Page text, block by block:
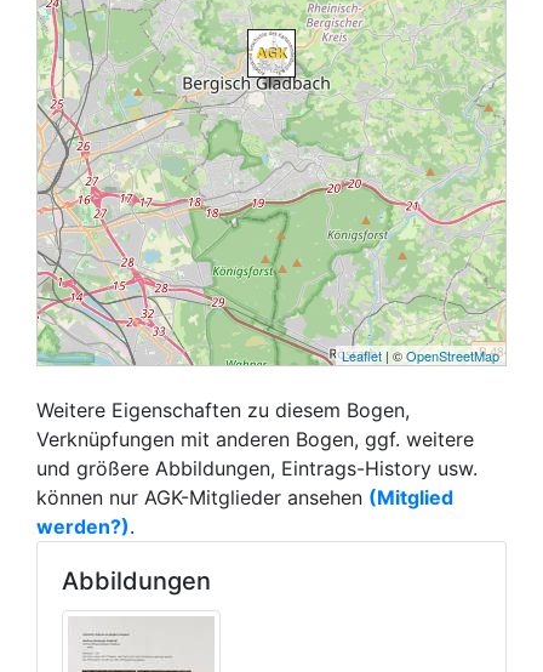
Leaflet | ©OpenStreetMap
Weitere Eigenschaften zu diesem Bogen,
Verknüpfungen mit anderen Bogen, ggf. weitere
und größere Abbildungen, Eintrags-History usw.
können nur AGK-Mitglieder ansehen (Mitglied
werden?).
Abbildungen